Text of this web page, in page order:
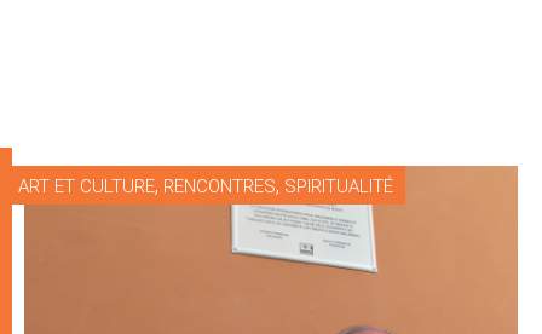
ART ET CULTURE, RENCONTRES, SPIRITUALITÉ